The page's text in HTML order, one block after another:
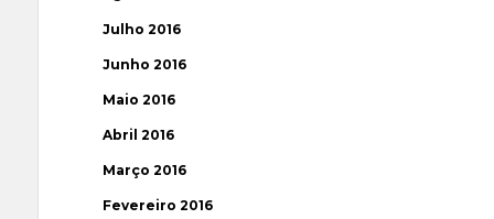
Julho 2016
Junho 2016
Maio 2016
Abril 2016
Março 2016
Fevereiro 2016